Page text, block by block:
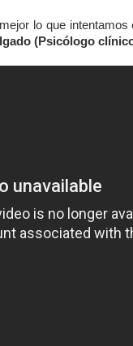
lo que
(Psicólogo